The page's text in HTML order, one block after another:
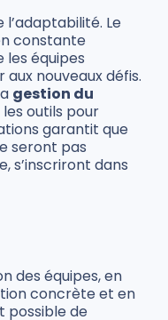
Le
constante
équipes
nouveaux défis.
gestion du
outils pour
garantit que
seront pas
s’inscriront dans
des équipes, en
concrète et en
possible de